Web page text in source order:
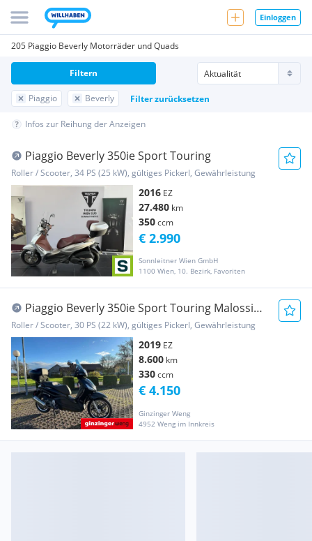
Einloggen
205 Piaggio Beverly Motorräder und Quads
Piaggio Beverly Filter zurücksetzen
Filtern
Infos zur Reihung der Anzeigen
Piaggio Beverly 350ie Sport Touring
Roller / Scooter, 34 PS (25 kW), gültiges Pickerl, Gewährleistung
2016 EZ
27.480 km
350ccm
Sonnleitner Wien GmbH
1100 Wien, 10. Bezirk, Favoriten
€ 2.990
Piaggio Beverly 350ie Sport Touring Malossi
Sportauspuff
Roller / Scooter, 30 PS (22 kW), gültiges Pickerl, Gewährleistung
2019 EZ
8.600 km
330ccm
Ginzinger Weng
4952 Weng im Innkreis
€ 4.150